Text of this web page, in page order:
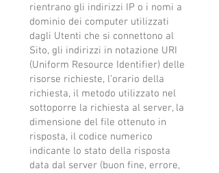
rientrano gli indirizzi IP o i nomi a
dominio dei computer utilizzati
dagli Utenti che si connettono al
Sito, gli indirizzi in notazione URI
(Uniform Resource Identifier) delle
risorse richieste, l’orario della
richiesta, il metodo utilizzato nel
sottoporre la richiesta al server, la
dimensione del file ottenuto in
risposta, il codice numerico
indicante lo stato della risposta
data dal server (buon fine, errore,